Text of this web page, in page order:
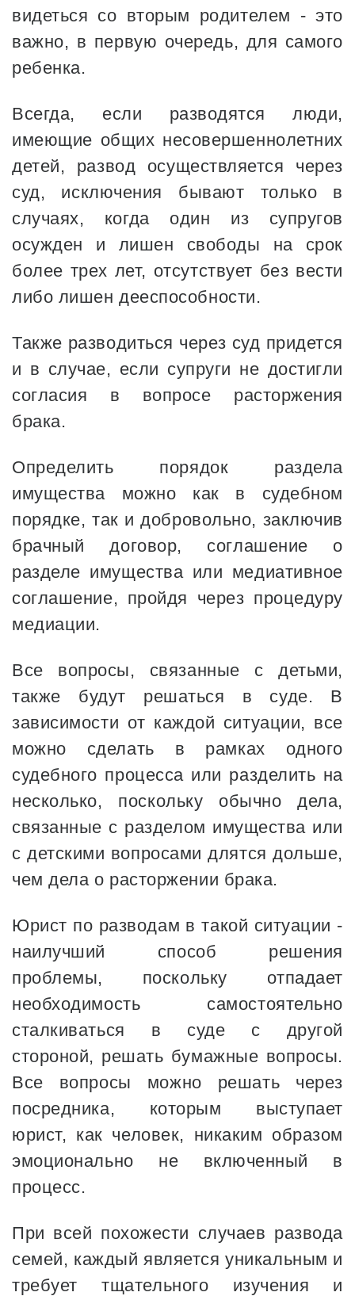
видеться со вторым родителем - это
важно, в первую очередь, для самого
ребенка.
Всегда, если разводятся люди,
имеющие общих несовершеннолетних
детей, развод осуществляется через
суд, исключения бывают только в
случаях, когда один из супругов
осужден и лишен свободы на срок
более трех лет, отсутствует без вести
либо лишен дееспособности.
Также разводиться через суд придется
и в случае, если супруги не достигли
согласия в вопросе расторжения
брака.
Определить порядок раздела
имущества можно как в судебном
порядке, так и добровольно, заключив
брачный договор, соглашение о
разделе имущества или медиативное
соглашение, пройдя через процедуру
медиации.
Все вопросы, связанные с детьми,
также будут решаться в суде. В
зависимости от каждой ситуации, все
можно сделать в рамках одного
судебного процесса или разделить на
несколько, поскольку обычно дела,
связанные с разделом имущества или
с детскими вопросами длятся дольше,
чем дела о расторжении брака.
Юрист по разводам в такой ситуации -
наилучший способ решения
проблемы, поскольку отпадает
необходимость самостоятельно
сталкиваться в суде с другой
стороной, решать бумажные вопросы.
Все вопросы можно решать через
посредника, которым выступает
юрист, как человек, никаким образом
эмоционально не включенный в
процесс.
При всей похожести случаев развода
семей, каждый является уникальным и
требует тщательного изучения и